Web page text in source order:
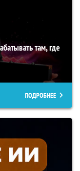
там, где
ПОДРОБНЕЕ